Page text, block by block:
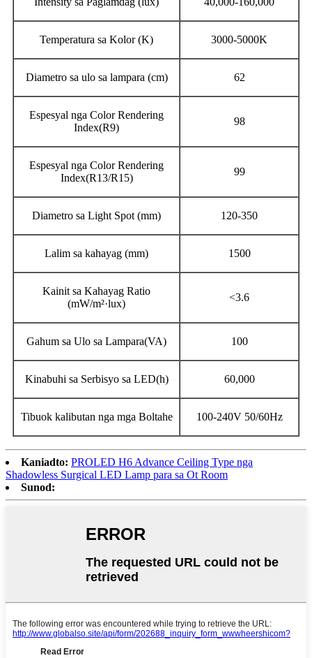
Temperatura sa Kolor (K) 3000-5000K
Diametro sa ulo sa lampara (cm) 62
Espesyal nga Color Rendering
Index(R9)
98
Espesyal nga Color Rendering
Index(R13/R15)
99
Diametro sa Light Spot (mm) 120-350
Lalim sa kahayag (mm) 1500
Kainit sa Kahayag Ratio
(mW/m²·lux)
<3.6
Gahum sa Ulo sa Lampara(VA) 100
Kinabuhi sa Serbisyo sa LED(h) 60,000
Tibuok kalibutan nga mga Boltahe 100-240V 50/60Hz
Kaniadto: PROLED H6 Advance Ceiling Type nga
Shadowless Surgical LED Lamp para sa Ot Room
Sunod: